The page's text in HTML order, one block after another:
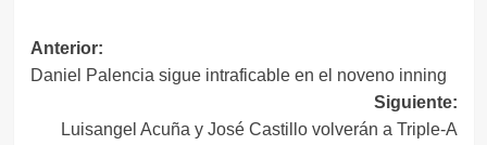
Navegación
de
entradas
Anterior:
Daniel Palencia sigue intraficable en el noveno inning
Siguiente:
Luisangel Acuña y José Castillo volverán a Triple-A